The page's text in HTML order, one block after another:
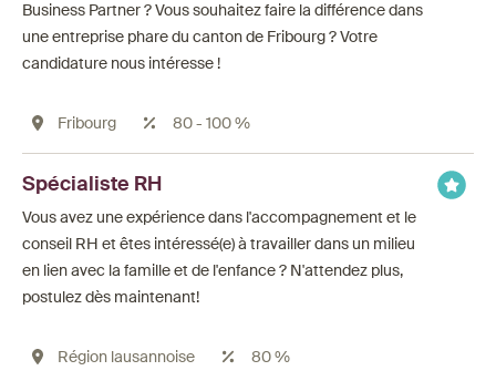
Business Partner ? Vous souhaitez faire la différence dans
une entreprise phare du canton de Fribourg ? Votre
candidature nous intéresse !
Fribourg 80 - 100 %
Spécialiste RH
Vous avez une expérience dans l'accompagnement et le
conseil RH et êtes intéressé(e) à travailler dans un milieu
en lien avec la famille et de l'enfance ? N'attendez plus,
postulez dès maintenant!
Région lausannoise 80 %